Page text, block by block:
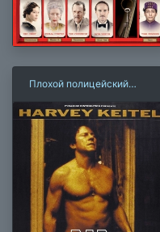
Плохой полицейский